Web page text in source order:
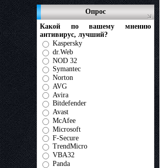
Опрос
Какой по вашему мнению
антивирус, лучший?
Kaspersky
dr.Web
NOD 32
Symantec
Norton
AVG
Avira
Bitdefender
Avast
McAfee
Microsoft
F-Secure
TrendMicro
VBA32
Panda